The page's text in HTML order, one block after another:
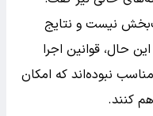
نیست و نتایج
حال، قوانین اجرا
نبوده‌اند که امکان
کنند.